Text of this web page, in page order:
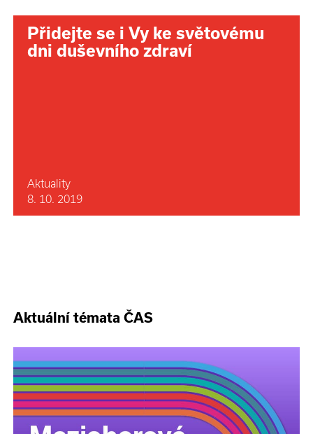
Přidejte se i Vy ke světovému
dni duševního zdraví
Aktuality
8. 10. 2019
Aktuální témata ČAS